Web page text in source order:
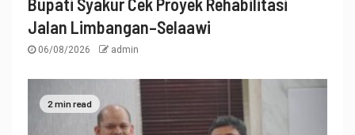
Bupati Syakur Cek Proyek Rehabilitasi
Jalan Limbangan–Selaawi
06/08/2026 admin
2 min read